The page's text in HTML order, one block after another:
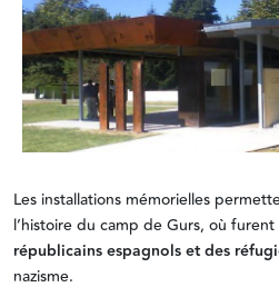
Les installations mémorielles
l’histoire du camp de Gurs, où
républicains espagnols et des
nazisme.